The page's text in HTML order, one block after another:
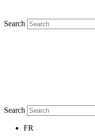
Search
Search
FR